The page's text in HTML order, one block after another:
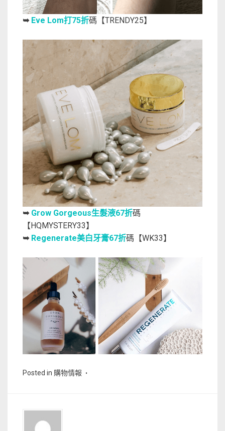
➥ Eve Lom打75折碼【TRENDY25】
➥ Grow Gorgeous生髮液67折碼
【HQMYSTERY33】
➥ Regenerate美白牙膏67折碼【WK33】
Posted in 購物情報